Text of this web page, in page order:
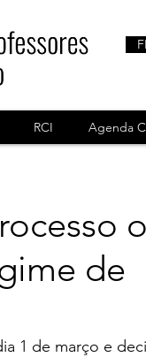
RCI Agenda
de
1 de março e